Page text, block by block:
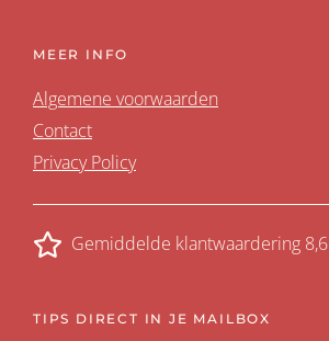
MEER INFO
Algemene voorwaarden
Contact
Privacy Policy
Gemiddelde klantwaardering 8,6
TIPS DIRECT IN JE MAILBOX